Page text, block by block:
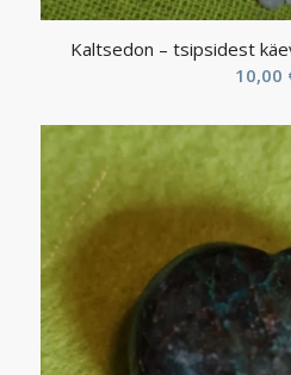
Kaltsedon – tsipsidest
10,00